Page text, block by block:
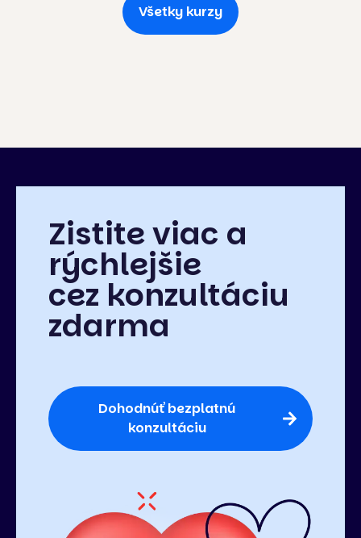
Všetky kurzy
Zistite viac a
rýchlejšie
cez konzultáciu
zdarma
Dohodnúť bezplatnú
konzultáciu